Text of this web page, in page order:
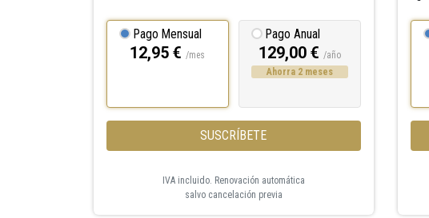
Pago Mensual
12,95 €/mes
Pago Anual
129,00 €/año
Ahorra 2 meses
SUSCRÍBETE
IVA incluido. Renovación automática
salvo cancelación previa